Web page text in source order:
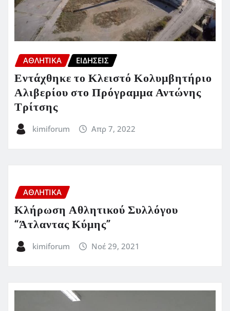
ΑΘΛΗΤΙΚΑ ΕΙΔΗΣΕΙΣ
Εντάχθηκε το Κλειστό Κολυμβητήριο
Αλιβερίου στο Πρόγραμμα Αντώνης
Τρίτσης
kimiforum Απρ 7, 2022
ΑΘΛΗΤΙΚΑ
Κλήρωση Αθλητικού Συλλόγου
“Άτλαντας Κύμης”
kimiforum Νοέ 29, 2021